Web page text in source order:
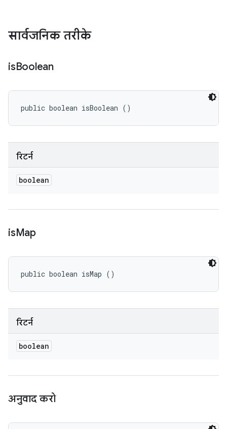
सार्वजनिक तरीके
isBoolean
public boolean isBoolean ()
रिटर्न
boolean
isMap
public boolean isMap ()
रिटर्न
boolean
अनुवाद करो